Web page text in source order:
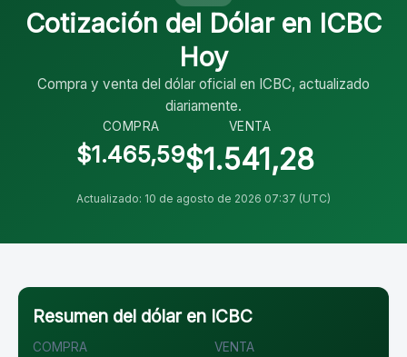
Cotización del Dólar en ICBC
Hoy
Compra y venta del dólar oficial en ICBC, actualizado
diariamente.
COMPRA
$1.465,59
VENTA
$1.541,28
Actualizado: 10 de agosto de 2026 07:37 (UTC)
Resumen del dólar en ICBC
COMPRA VENTA